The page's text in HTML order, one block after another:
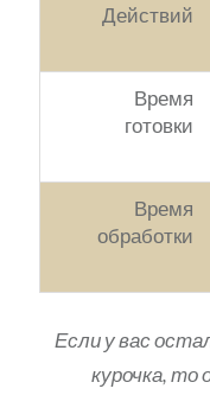
Действий
Время
готовки
Время
обработки
Если у вас
курочка, то